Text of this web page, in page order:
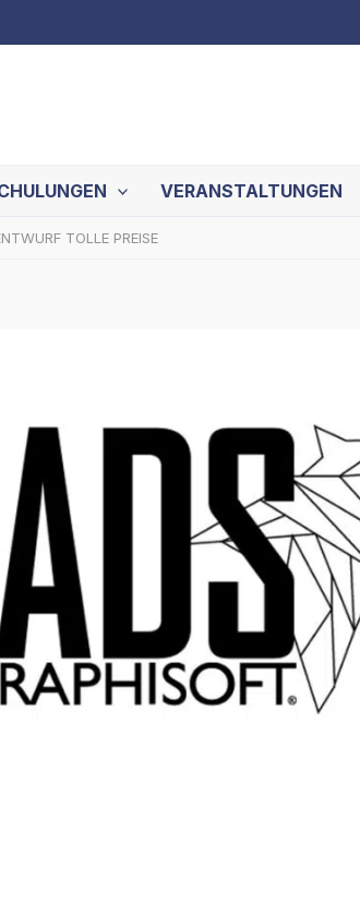
VERANSTALTUNGEN
TOLLE PREISE